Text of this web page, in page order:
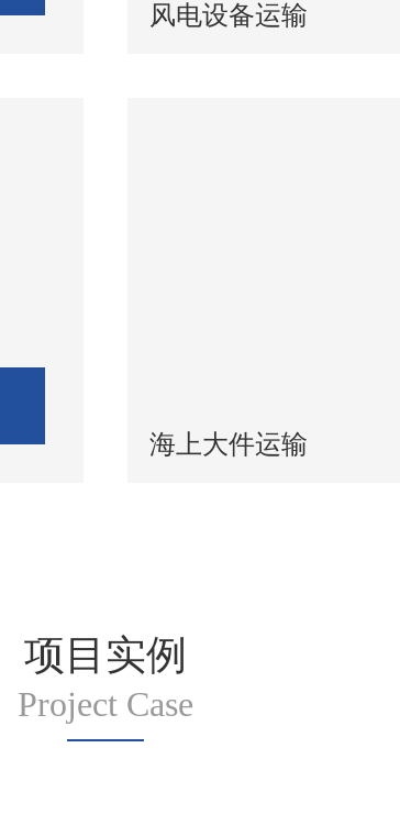
风电设备运输
海上大件运输
项目实例
Project Case